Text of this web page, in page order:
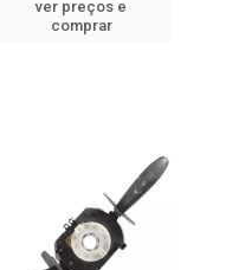
ver preços e
comprar